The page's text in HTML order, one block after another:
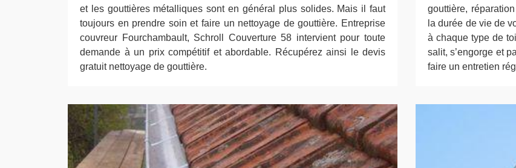
et les gouttières métalliques sont en général plus solides. Mais il faut
toujours en prendre soin et faire un nettoyage de gouttière. Entreprise
couvreur Fourchambault, Schroll Couverture 58 intervient pour toute
demande à un prix compétitif et abordable. Récupérez ainsi le devis
gratuit nettoyage de gouttière.
gouttière,
la durée de vie de
à chaque type de
salit, s’engorge et
faire un entretien